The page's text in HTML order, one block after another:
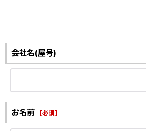
会社名(屋号)
お名前 [必須]